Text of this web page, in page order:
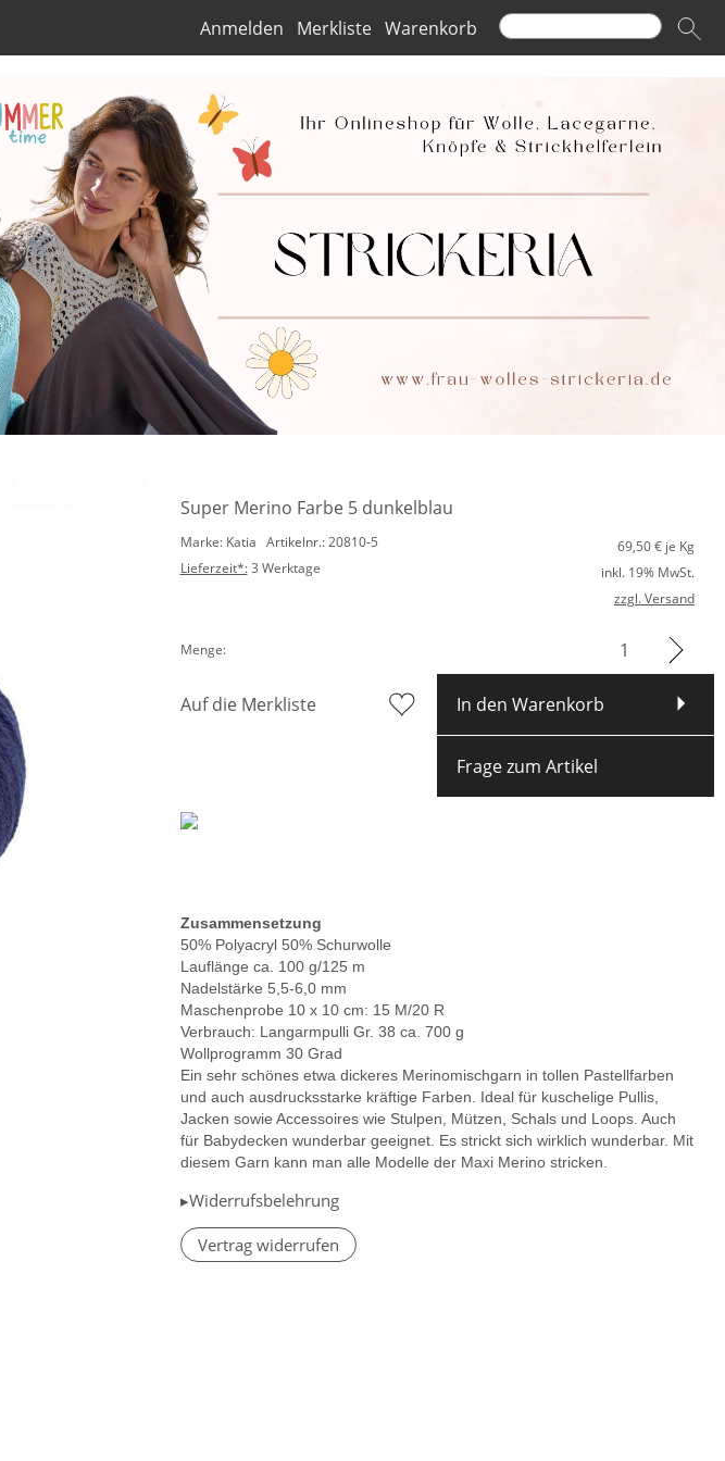
Anmelden Merkliste Warenkorb
Super Merino Farbe 5 dunkelblau
Marke: Katia Artikelnr.: 20810-5
Lieferzeit*:3 Werktage
69,50€ je Kg
inkl. 19% MwSt.
zzgl. Versand
Menge:
Auf die Merkliste In den Warenkorb
Frage zum Artikel
Zusammensetzung
50% Polyacryl 50% Schurwolle
Lauflänge ca. 100 g/125 m
Nadelstärke 5,5-6,0 mm
Maschenprobe 10 x 10 cm: 15 M/20 R
Verbrauch: Langarmpulli Gr. 38 ca. 700 g
Wollprogramm 30 Grad
Ein sehr schönes etwa dickeres Merinomischgarn in tollen Pastellfarben
und auch ausdrucksstarke kräftige Farben. Ideal für kuschelige Pullis,
Jacken sowie Accessoires wie Stulpen, Mützen, Schals und Loops. Auch
für Babydecken wunderbar geeignet. Es strickt sich wirklich wunderbar. Mit
diesem Garn kann man alle Modelle der Maxi Merino stricken.
▸Widerrufsbelehrung
Vertrag widerrufen